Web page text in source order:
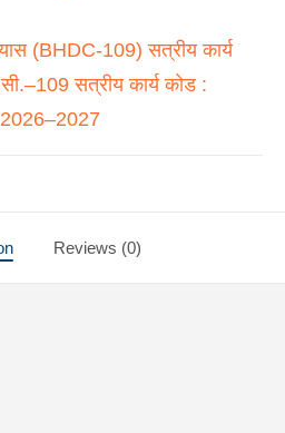
(BHDC-109) सत्रीय कार्य
सत्रीय कार्य कोड :
2026–2027
Reviews (0)